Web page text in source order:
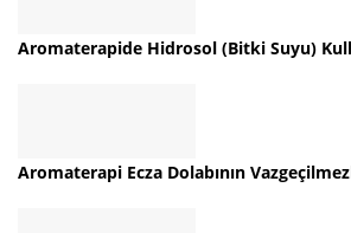
Aromaterapide Hidrosol (Bitki Suyu)
Aromaterapi Ecza Dolabının